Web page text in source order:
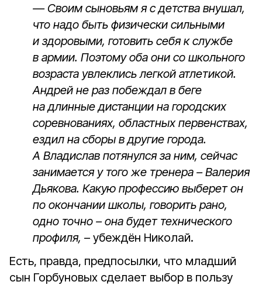
— Своим сыновьям я с детства внушал,
что надо быть физически сильными
и здоровыми, готовить себя к службе
в армии. Поэтому оба они со школьного
возраста увлеклись легкой атлетикой.
Андрей не раз побеждал в беге
на длинные дистанции на городских
соревнованиях, областных первенствах,
ездил на сборы в другие города.
А Владислав потянулся за ним, сейчас
занимается у того же тренера – Валерия
Дьякова. Какую профессию выберет он
по окончании школы, говорить рано,
одно точно – она будет технического
профиля, – убеждён Николай.
Есть, правда, предпосылки, что младший
сын Горбуновых сделает выбор в пользу